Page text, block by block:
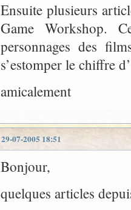
Ensuite plusieurs
Game Workshop.
personnages des
s’estomper le chiffre
amicalement
29-07-2005 18:51
Bonjour,
quelques articles